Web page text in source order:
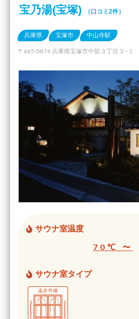
宝乃湯(宝塚) （口コミ2件）
兵庫県 宝塚市 中山寺駅
〒665-0874 兵庫県宝塚市中筋３丁目３−１
サウナ室温度
70℃ 〜
サウナ室タイプ